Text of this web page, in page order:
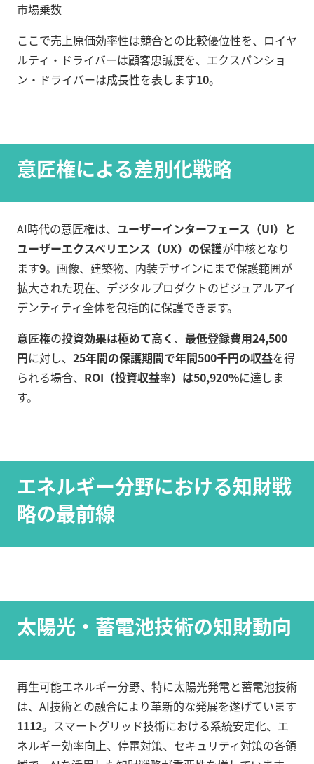
市場乗数
ここで売上原価効率性は競合との比較優位性を、ロイヤ
ルティ・ドライバーは顧客忠誠度を、エクスパンショ
ン・ドライバーは成長性を表します10。
意匠権による差別化戦略
AI時代の意匠権は、 ユーザーインターフェース（UI）と
ユーザーエクスペリエンス（UX）の保護が中核となり
ます9。画像、建築物、内装デザインにまで保護範囲が
拡大された現在、デジタルプロダクトのビジュアルアイ
デンティティ全体を包括的に保護できます。
意匠権の投資効果は極めて高く 、 最低登録費用24,500
円に対し、 25年間の保護期間で年間500千円の収益を得
られる場合、 ROI（投資収益率）は50,920%に達しま
す。
エネルギー分野における知財戦
略の最前線
太陽光・蓄電池技術の知財動向
再生可能エネルギー分野、特に太陽光発電と蓄電池技術
は、AI技術との融合により革新的な発展を遂げています
1112。スマートグリッド技術における系統安定化、エ
ネルギー効率向上、停電対策、セキュリティ対策の各領